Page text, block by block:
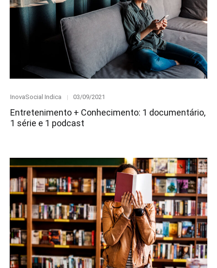
Category
InovaSocial Indica
Posted
03/09/2021
Entretenimento + Conhecimento: 1 documentário,
1 série e 1 podcast